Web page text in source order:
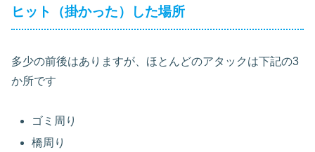
ヒット（掛かった）した場所
多少の前後はありますが、ほとんどのアタックは下記の3
か所です
ゴミ周り
橋周り